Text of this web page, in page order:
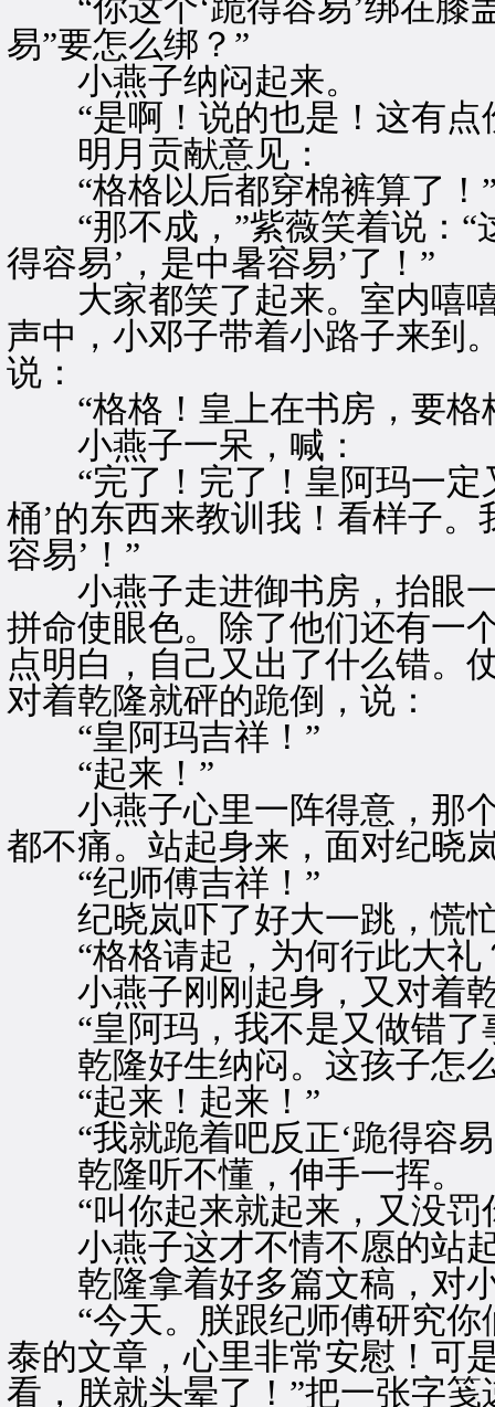
“你这个‘跪得容易’绑在膝
易”要怎么绑？”
小燕子纳闷起来。
“是啊！说的也是！这有点
明月贡献意见：
“格格以后都穿棉裤算了！
“那不成，”紫薇笑着说：“
得容易’，是中暑容易’了！”
大家都笑了起来。室内嘻嘻
声中，小邓子带着小路子来到
说：
“格格！皇上在书房，要格
小燕子一呆，喊：
“完了！完了！皇阿玛一定
桶’的东西来教训我！看样子
容易’！”
小燕子走进御书房，抬眼一
拼命使眼色。除了他们还有一
点明白，自己又出了什么错。
对着乾隆就砰的跪倒，说：
“皇阿玛吉祥！”
“起来！”
小燕子心里一阵得意，那个
都不痛。站起身来，面对纪晓
“纪师傅吉祥！”
纪晓岚吓了好大一跳，慌
“格格请起，为何行此大礼
小燕子刚刚起身，又对着
“皇阿玛，我不是又做错了
乾隆好生纳闷。这孩子怎么
“起来！起来！”
“我就跪着吧反正‘跪得容易
乾隆听不懂，伸手一挥。
“叫你起来就起来，又没罚
小燕子这才不情不愿的站
乾隆拿着好多篇文稿，对
“今天。朕跟纪师傅研究你
泰的文章，心里非常安慰！可
看，朕就头晕了！”把一张字